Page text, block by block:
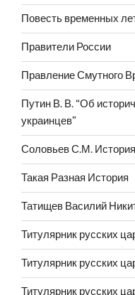
Повесть временных
Правители России
Правление Смутного
Путин В. В. “Об
украинцев”
Соловьев С.М.
Такая Разная История
Татищев Василий
Титулярник русских
Титулярник русских
Титулярник русских